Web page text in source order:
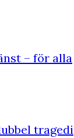
– för alla
tragedi